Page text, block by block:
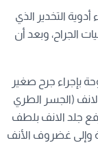
التخدير الذي
الجراح، وبعد أن
بإجراء جرح صغير
(الجسر الطري
جلد الانف بلطف
وإلى غضروف الأنف